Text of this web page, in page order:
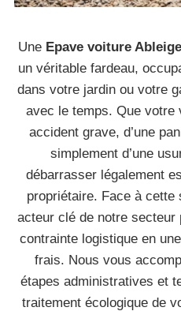
Une Epave voiture
un véritable fardeau,
dans votre jardin ou votre
avec le temps. Que votre
accident grave, d’une
simplement d’une
débarrasser légalement
propriétaire. Face à cette
acteur clé de notre secteur
contrainte logistique en
frais. Nous vous
étapes administratives et
traitement écologique de